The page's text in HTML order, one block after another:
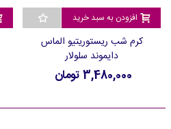
افزودن به سبد خرید
کرم شب ریستوریتیو الماس
دایموند سلولار
3,480,000 تومان